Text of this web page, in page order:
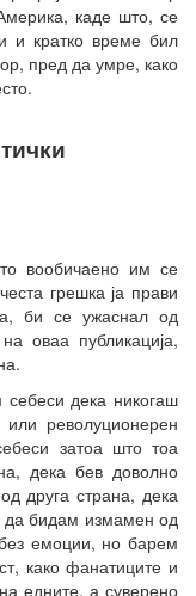
каде што, се
и кратко време бил
пред да умре, како
вообичаено им се
грешка ја прави
би се ужаснал од
оваа публикација,
дека никогаш
револуционерен
затоа што тоа
дека бев доволно
друга страна, дека
да бидам измамен од
емоции, но барем
како фанатиците и
едните, а суверено